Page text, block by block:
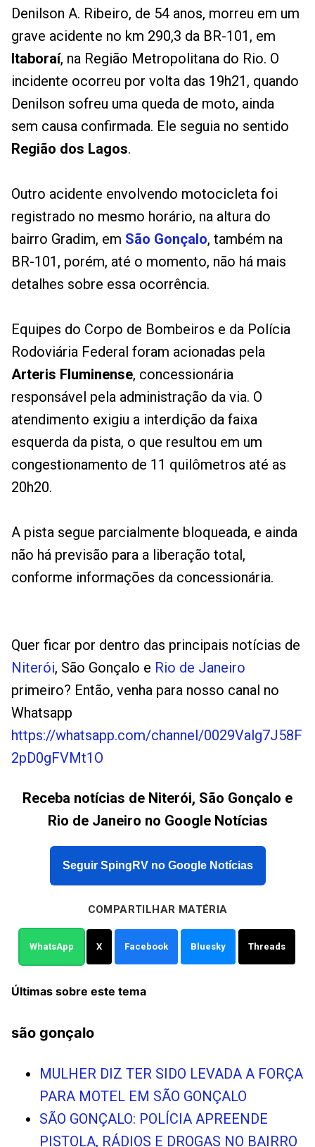
Denilson A. Ribeiro, de 54 anos, morreu em um
grave acidente no km 290,3 da BR-101, em
Itaboraí, na Região Metropolitana do Rio. O
incidente ocorreu por volta das 19h21, quando
Denilson sofreu uma queda de moto, ainda
sem causa confirmada. Ele seguia no sentido
Região dos Lagos.
Outro acidente envolvendo motocicleta foi
registrado no mesmo horário, na altura do
bairro Gradim, em São Gonçalo, também na
BR-101, porém, até o momento, não há mais
detalhes sobre essa ocorrência.
Equipes do Corpo de Bombeiros e da Polícia
Rodoviária Federal foram acionadas pela
Arteris Fluminense, concessionária
responsável pela administração da via. O
atendimento exigiu a interdição da faixa
esquerda da pista, o que resultou em um
congestionamento de 11 quilômetros até as
20h20.
A pista segue parcialmente bloqueada, e ainda
não há previsão para a liberação total,
conforme informações da concessionária.
Quer ficar por dentro das principais notícias de
Niterói, São Gonçalo e Rio de Janeiro
primeiro? Então, venha para nosso canal no
Whatsapp
https://whatsapp.com/channel/0029Valg7J58F
2pD0gFVMt1O
Receba notícias de Niterói, São Gonçalo e
Rio de Janeiro no Google Notícias
Seguir SpingRV no Google Notícias
COMPARTILHAR MATÉRIA
WhatsApp X Facebook Bluesky Threads
Últimas sobre este tema
são gonçalo
MULHER DIZ TER SIDO LEVADA A FORÇA
PARA MOTEL EM SÃO GONÇALO
SÃO GONÇALO: POLÍCIA APREENDE
PISTOLA, RÁDIOS E DROGAS NO BAIRRO